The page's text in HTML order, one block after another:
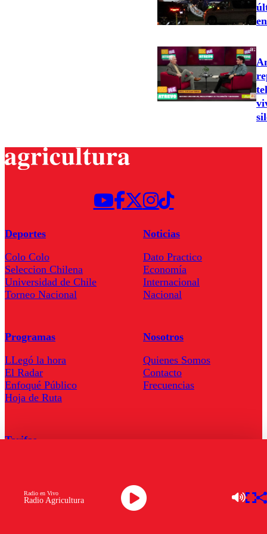
Radio Agricultura
Radio en Vivo
Deportes
Colo Colo
Seleccion Chilena
Universidad de Chile
Torneo Nacional
Noticias
Dato Practico
Economía
Internacional
Nacional
Programas
LLegó la hora
El Radar
Enfoqué Público
Hoja de Ruta
Nosotros
Quienes Somos
Contacto
Frecuencias
Tarifas